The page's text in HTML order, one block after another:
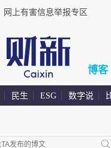
网上有害信息举报专区
博客
民生 ESG 数字说